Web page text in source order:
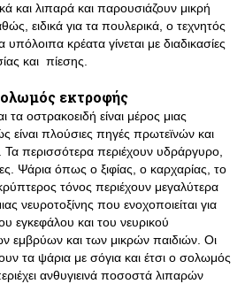
και λιπαρά και παρουσιάζουν μικρή
ειδικά για τα πουλερικά, ο τεχνητός
κρέατα γίνεται με διαδικασίες
και πίεσης.
εκτροφής
τα οστρακοειδή είναι μέρος μιας
είναι πλούσιες πηγές πρωτεϊνών και
περισσότερα περιέχουν υδράργυρο,
Ψάρια όπως ο ξιφίας, ο καρχαρίας, το
τόνος περιέχουν μεγαλύτερα
νευροτοξίνης που ενοχοποιείται για
εγκεφάλου και του νευρικού
εμβρύων και των μικρών παιδιών. Οι
τα ψάρια με σόγια και έτσι ο σολωμός
ανθυγιεινά ποσοστά λιπαρών